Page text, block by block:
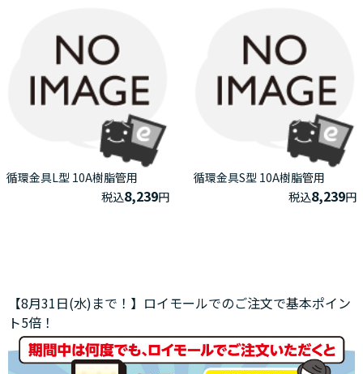
循環金具L型 10A樹脂管用
税込8,239円
循環金具S型 10A樹脂管用
税込8,239円
【8月31日(水)まで！】ロイモールでのご注文で基本ポイン
ト5倍！